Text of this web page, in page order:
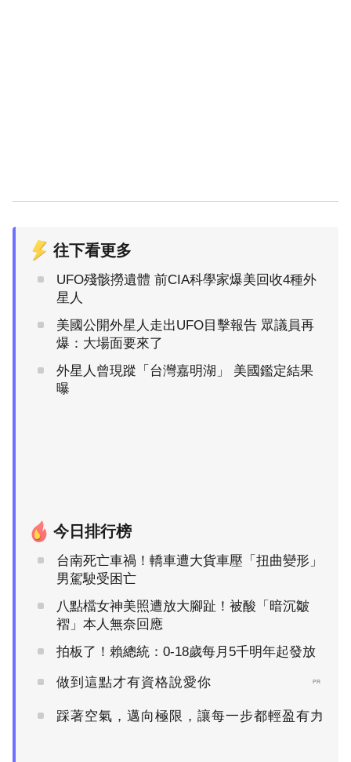
往下看更多
UFO殘骸撈遺體 前CIA科學家爆美回收4種外
星人
美國公開外星人走出UFO目擊報告 眾議員再
爆：大場面要來了
外星人曾現蹤「台灣嘉明湖」 美國鑑定結果
曝
今日排行榜
台南死亡車禍！轎車遭大貨車壓「扭曲變形」
男駕駛受困亡
八點檔女神美照遭放大腳趾！被酸「暗沉皺
褶」本人無奈回應
拍板了！賴總統：0-18歲每月5千明年起發放
做到這點才有資格說愛你 PR
踩著空氣，邁向極限，讓每一步都輕盈有力
PR